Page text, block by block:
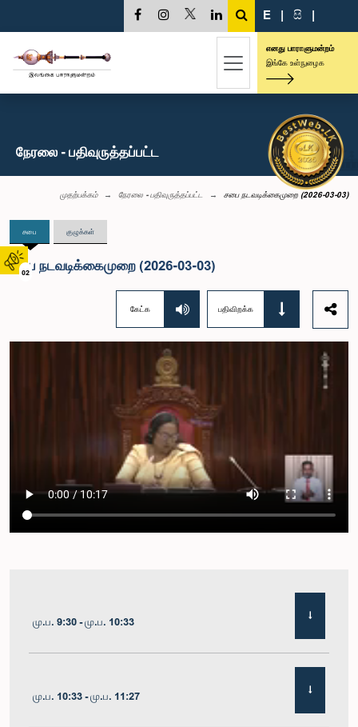
02
E | සි |
எனது பாராளுமன்றம்
இங்கே உள்நுழைக
நேரலை - பதிவுருத்தப்பட்ட
முதற்பக்கம் நேரலை - பதிவுருத்தப்பட்ட சபை நடவடிக்கைமுறை (2026-03-03)
சபை குழுக்கள்
சபை நடவடிக்கைமுறை (2026-03-03)
கேட்க பதிவிறக்க
மு.ப. 9:30 - மு.ப. 10:33
மு.ப. 10:33 - மு.ப. 11:27